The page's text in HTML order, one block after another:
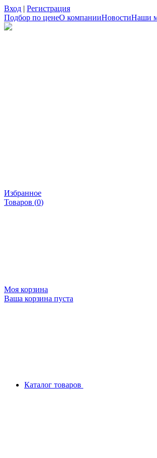
Вход | Регистрация
Подбор по ценеО компанииНовостиНаши
Избранное
Товаров (0)
Моя корзина
Ваша корзина пуста
Каталог товаров